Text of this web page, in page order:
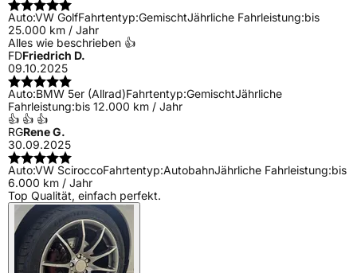
Auto:VW GolfFahrtentyp:GemischtJährliche Fahrleistung:bis
25.000 km / Jahr
Alles wie beschrieben 👍
FDFriedrich D.
09.10.2025
Auto:BMW 5er (Allrad)Fahrtentyp:GemischtJährliche
Fahrleistung:bis 12.000 km / Jahr
👍 👍 👍
RGRene G.
30.09.2025
Auto:VW SciroccoFahrtentyp:AutobahnJährliche Fahrleistung:bis
6.000 km / Jahr
Top Qualität, einfach perfekt.